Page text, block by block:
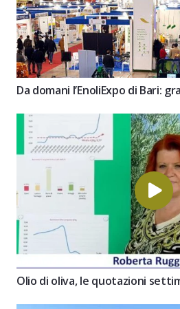
Da domani l’EnoliExpo di Bari:
Olio di oliva, le quotazioni